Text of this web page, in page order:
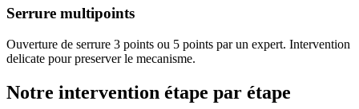
Serrure multipoints
Ouverture de serrure 3 points ou 5 points par un expert. Intervention
delicate pour preserver le mecanisme.
Notre intervention étape par étape